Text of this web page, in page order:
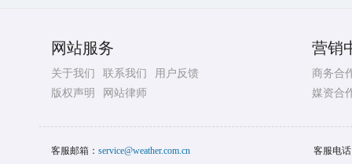
网站服务
关于我们 联系我们
用户反馈
版权声明
网站律师
营销
商务合
媒资合
客服邮箱： service@weather.com.cn 客服电